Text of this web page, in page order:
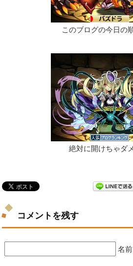
このブログの今日の
絶対に開けちゃダ
コメントを残す
名前